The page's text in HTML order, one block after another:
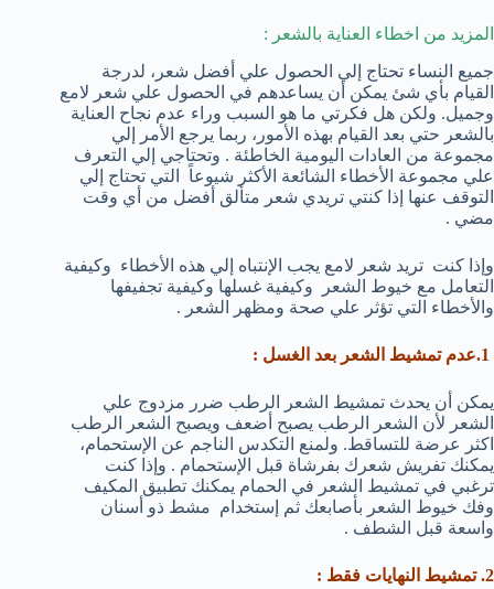
المزيد من اخطاء العناية بالشعر :
جميع النساء تحتاج إلي الحصول علي أفضل شعر، لدرجة
القيام بأي شئ يمكن أن يساعدهم في الحصول علي شعر لامع
وجميل. ولكن هل فكرتي ما هو السبب وراء عدم نجاح العناية
بالشعر حتي بعد القيام بهذه الأمور، ربما يرجع الأمر إلي
مجموعة من العادات اليومية الخاطئة . وتحتاجي إلي التعرف
علي مجموعة الأخطاء الشائعة الأكثر شيوعاً التي تحتاج إلي
التوقف عنها إذا كنتي تريدي شعر متألق أفضل من أي وقت
مضي .
وإذا كنت تريد شعر لامع يجب الإنتباه إلي هذه الأخطاء وكيفية
التعامل مع خيوط الشعر وكيفية غسلها وكيفية تجفيفها
والأخطاء التي تؤثر علي صحة ومظهر الشعر .
يمكن أن يحدث تمشيط الشعر الرطب ضرر مزدوج علي
الشعر لأن الشعر الرطب يصبح أضعف ويصبح الشعر الرطب
اكثر عرضة للتساقط. ولمنع التكدس الناجم عن الإستحمام،
يمكنك تفريش شعرك بفرشاة قبل الإستحمام . وإذا كنت
ترغبي في تمشيط الشعر في الحمام يمكنك تطبيق المكيف
وفك خيوط الشعر بأصابعك ثم إستخدام مشط ذو أسنان
واسعة قبل الشطف .
2. تمشيط النهايات فقط :